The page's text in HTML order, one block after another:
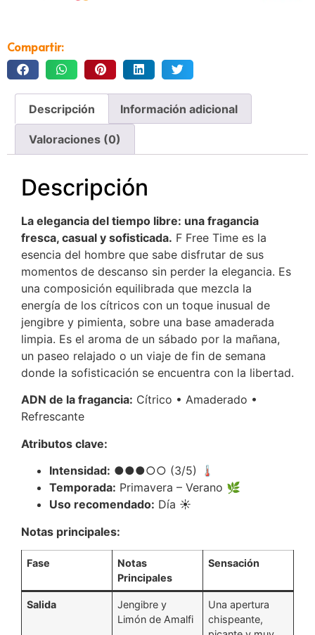
Compartir:
Descripción Información adicional
Valoraciones (0)
Descripción
La elegancia del tiempo libre: una fragancia
fresca, casual y sofisticada. F Free Time es la
esencia del hombre que sabe disfrutar de sus
momentos de descanso sin perder la elegancia. Es
una composición equilibrada que mezcla la
energía de los cítricos con un toque inusual de
jengibre y pimienta, sobre una base amaderada
limpia. Es el aroma de un sábado por la mañana,
un paseo relajado o un viaje de fin de semana
donde la sofisticación se encuentra con la libertad.
ADN de la fragancia: Cítrico • Amaderado •
Refrescante
Atributos clave:
Intensidad: ●●●○○ (3/5) 🌡️
Temporada: Primavera – Verano 🌿
Uso recomendado: Día ☀️
Notas principales:
Fase
Notas
Principales
Sensación
Salida
Jengibre y
Limón de Amalfi
Una apertura
chispeante,